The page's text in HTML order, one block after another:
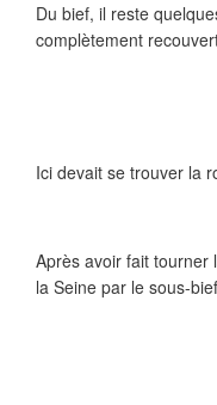
Du bief, il reste
complètement
Ici devait se trouver la
Après avoir fait
la Seine par le sous-